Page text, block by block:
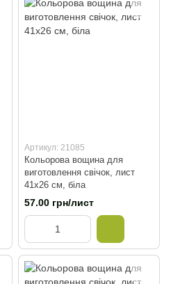
Артикул: 21085
Кольорова вощина для
виготовлення свічок, лист
41х26 см, біла
57.00 грн/лист